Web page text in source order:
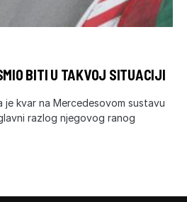
BITI U TAKVOJ SITUACIJI
je kvar na Mercedesovom sustavu
razlog njegovog ranog